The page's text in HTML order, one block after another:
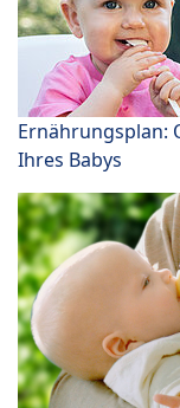
Ernährungsplan:
Ihres Babys